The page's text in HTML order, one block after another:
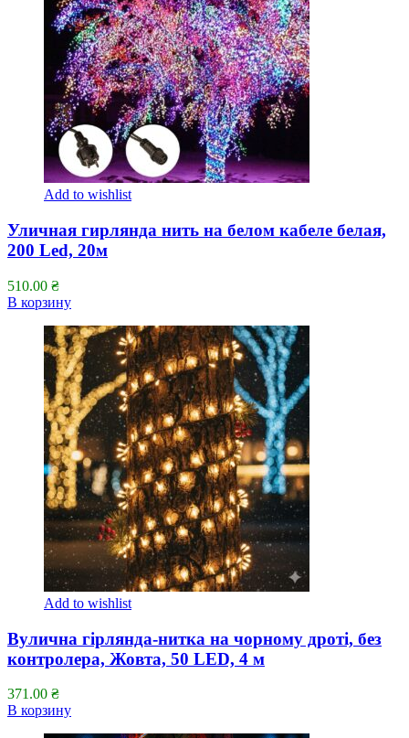
Add to wishlist
Уличная гирлянда нить на белом кабеле белая,
200 Led, 20м
510.00 ₴
В корзину
Add to wishlist
Вулична гірлянда-нитка на чорному дроті, без
контролера, Жовта, 50 LED, 4 м
371.00 ₴
В корзину